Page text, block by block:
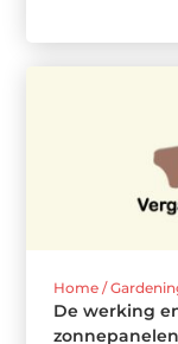
Home /
De werking
zonnepanelen